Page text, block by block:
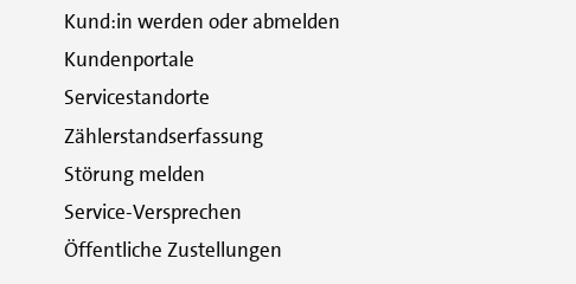
Kund:in werden oder abmelden
Kundenportale
Servicestandorte
Zählerstandserfassung
Störung melden
Service-Versprechen
Öffentliche Zustellungen